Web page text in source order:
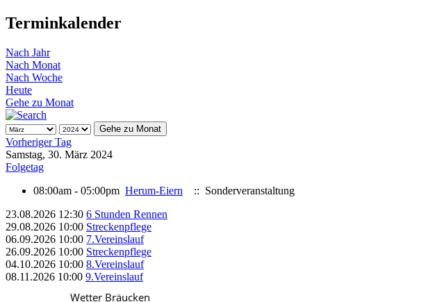
Terminkalender
Nach Jahr
Nach Monat
Nach Woche
Heute
Gehe zu Monat
Gehe zu Monat
Vorheriger Tag
Samstag, 30. März 2024
Folgetag
08:00am - 05:00pm Herum-Eiern
:: Sonderveranstaltung
23.08.2026 12:30 6 Stunden Rennen
29.08.2026 10:00 Streckenpflege
06.09.2026 10:00 7.Vereinslauf
26.09.2026 10:00 Streckenpflege
04.10.2026 10:00 8.Vereinslauf
08.11.2026 10:00 9.Vereinslauf
Wetter Bräucken